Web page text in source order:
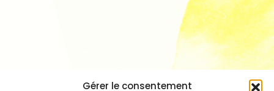
Gérer le consentement